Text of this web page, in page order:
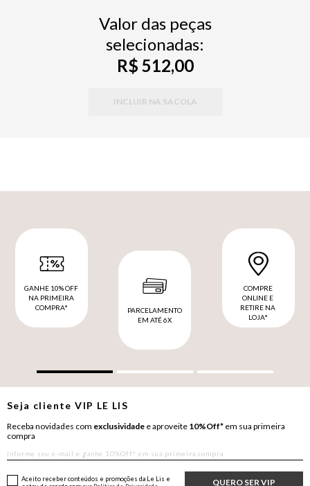
Valor das peças
selecionadas:
R$ 512,00
INCLUIR NA SACOLA
GANHE 10% OFF
NA PRIMEIRA
COMPRA*
PARCELAMENTO
EM ATÉ 6X
COMPRE
ONLINE E
RETIRE NA
LOJA*
Seja clienteVIP LE LIS
Receba novidades com exclusividade e aproveite 10%Off* em sua primeira
compra
QUERO SER VIP
Aceito receber conteúdos e promoções da Le Lis e